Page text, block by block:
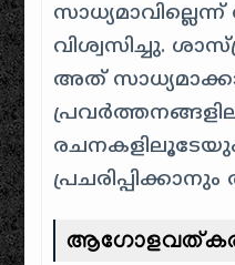
വിശ്വസിച്ചു.
അത്
രചനകളിലൂടേയും
പ്രചരിപ്പിക്കാനും